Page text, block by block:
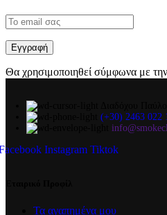
Θα χρησιμοποιηθεί σύμφωνα με την
(+30) 2463 022
Instagram Tiktok
Τα αγαπημένα μου